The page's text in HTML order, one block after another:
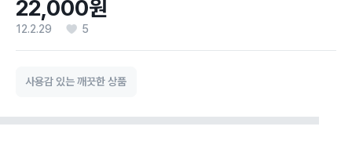
22,000원
12.2.29 5
사용감 있는 깨끗한 상품